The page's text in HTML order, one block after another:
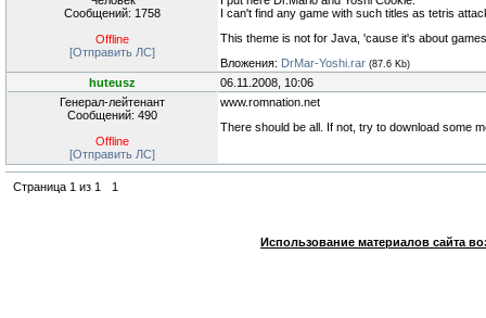
Сообщений: 1758
Offline
[Отправить ЛС]
I can't find any game with such titles as tetris
This theme is not for Java, 'cause it's about
Вложения: DrMar-Yoshi.rar (87.6 Kb)
huteusz
06.11.2008, 10:06
Генерал-лейтенант
Сообщений: 490
Offline
[Отправить ЛС]
www.romnation.net
There should be all. If not, try to download some
Страница 1 из 1 1
Использование материалов сайта